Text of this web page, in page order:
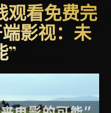
观看免费完
影视：未
”